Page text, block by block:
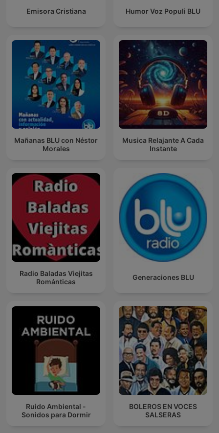
Emisora Cristiana Humor Voz Populi BLU
Mañanas BLU con Néstor
Morales
Musica Relajante A Cada
Instante
Radio Baladas Viejitas
Románticas
Generaciones BLU
Ruido Ambiental -
Sonidos para Dormir
BOLEROS EN VOCES
SALSERAS